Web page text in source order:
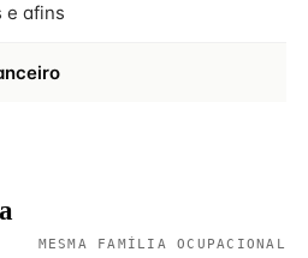
e afins
MESMA FAMÍLIA OCUPACIONAL